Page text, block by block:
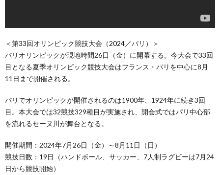
＜第33回オリンピック競技大会（2024／パリ）＞
パリオリンピックが現地時間26日（金）に開幕する。今大会で33回
目となる夏季オリンピック競技大会はフランス・パリを中心に8月
11日まで開催される。
パリでオリンピックが開催されるのは1900年、1924年に続き3回
目。本大会では32競技329種目が実施され、開会式ではパリ中心部
を流れるセーヌ川が舞台となる。
開催期間：2024年7月26日（金）～8月11日（日）
競技日数：19日（ハンドボール、サッカー、7人制ラグビーは7月24
日から競技開始）